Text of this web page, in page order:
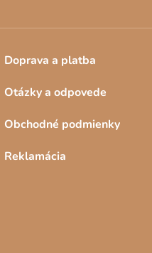
Doprava a platba
Otázky a odpovede
Obchodné podmienky
Reklamácia